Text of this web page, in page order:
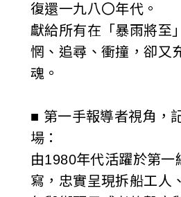
復還一九八〇年代。
獻給所有在「暴雨將至
惘、追尋、衝撞，卻又
魂。
■ 第一手報導者視角，
場：
由1980年代活躍於第一
寫，忠實呈現拆船工人